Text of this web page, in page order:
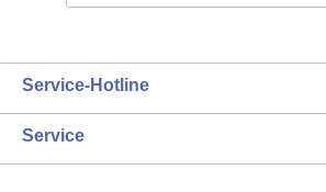
Service-Hotline
Service